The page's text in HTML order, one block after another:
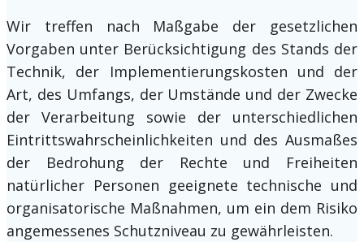
Wir treffen nach Maßgabe der gesetzlichen
Vorgaben unter Berücksichtigung des Stands der
Technik, der Implementierungskosten und der
Art, des Umfangs, der Umstände und der Zwecke
der Verarbeitung sowie der unterschiedlichen
Eintrittswahrscheinlichkeiten und des Ausmaßes
der Bedrohung der Rechte und Freiheiten
natürlicher Personen geeignete technische und
organisatorische Maßnahmen, um ein dem Risiko
angemessenes Schutzniveau zu gewährleisten.